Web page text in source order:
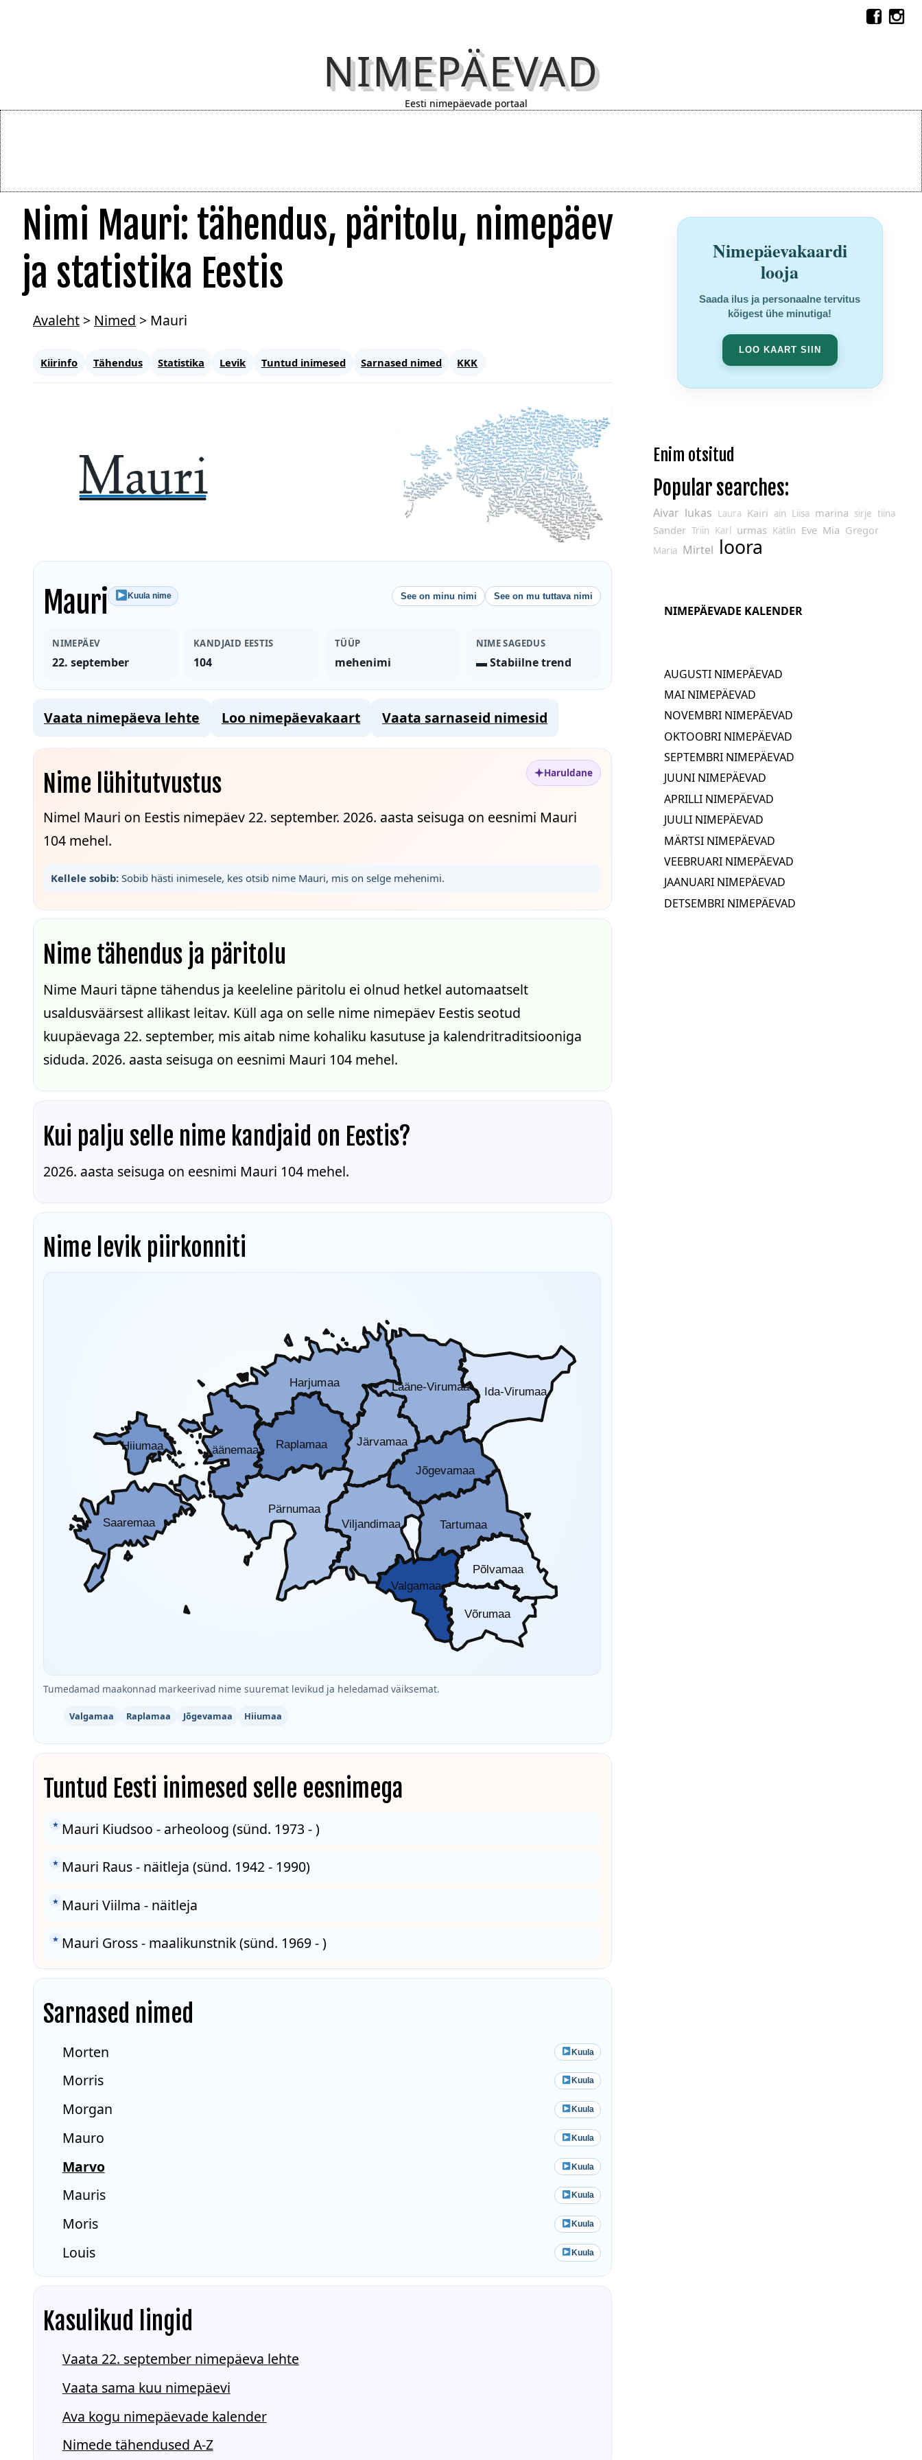
NIMEPÄEVAD
Eesti nimepäevade portaal
Nimi Mauri: tähendus, päritolu, nimepäev
ja statistika Eestis
Avaleht > Nimed > Mauri
Kiirinfo Tähendus Statistika Levik Tuntud inimesed Sarnased nimed KKK
Mauri Kuula nime See on minu nimi See on mu tuttava nimi
NIMEPÄEV
22. september
KANDJAID EESTIS
104
TÜÜP
mehenimi
NIME SAGEDUS
▬ Stabiilne trend
Vaata nimepäeva lehte Loo nimepäevakaart Vaata sarnaseid nimesid
Nime lühitutvustus Haruldane
Nimel Mauri on Eestis nimepäev 22. september. 2026. aasta seisuga on eesnimi Mauri
104 mehel.
Kellele sobib:Sobib hästi inimesele, kes otsib nime Mauri, mis on selge mehenimi.
Nime tähendus ja päritolu
Nime Mauri täpne tähendus ja keeleline päritolu ei olnud hetkel automaatselt
usaldusväärsest allikast leitav. Küll aga on selle nime nimepäev Eestis seotud
kuupäevaga 22. september, mis aitab nime kohaliku kasutuse ja kalendritraditsiooniga
siduda. 2026. aasta seisuga on eesnimi Mauri 104 mehel.
Kui palju selle nime kandjaid on Eestis?
2026. aasta seisuga on eesnimi Mauri 104 mehel.
Nime levik piirkonniti
Hiiumaa
Saaremaa
Pärnumaa
Läänemaa Raplamaa
Harjumaa Lääne-Virumaa Ida-Virumaa
Järvamaa
Jõgevamaa
Viljandimaa Tartumaa
Põlvamaa
Võrumaa
Valgamaa
Tumedamad maakonnad markeerivad nime suuremat levikud ja heledamad väiksemat.
Valgamaa Raplamaa Jõgevamaa Hiiumaa
Tuntud Eesti inimesed selle eesnimega
★ Mauri Kiudsoo - arheoloog (sünd. 1973 - )
★ Mauri Raus - näitleja (sünd. 1942 - 1990)
★ Mauri Viilma - näitleja
★ Mauri Gross - maalikunstnik (sünd. 1969 - )
Sarnased nimed
Morten Kuula
Morris Kuula
Morgan Kuula
Mauro Kuula
Marvo Kuula
Mauris Kuula
Moris Kuula
Louis Kuula
Kasulikud lingid
Vaata 22. september nimepäeva lehte
Vaata sama kuu nimepäevi
Ava kogu nimepäevade kalender
Nimede tähendused A-Z
Nimepäevakaardi
looja
Saada ilus ja personaalne tervitus
kõigest ühe minutiga!
LOO KAART SIIN
Enim otsitud
Popular searches:
Aivar lukas Laura Kairi ain Liisa marina sirje tiina
Sander Triin Karl urmas Kätlin Eve Mia Gregor
Maria Mirtel loora
NIMEPÄEVADE KALENDER
AUGUSTI NIMEPÄEVAD
MAI NIMEPÄEVAD
NOVEMBRI NIMEPÄEVAD
OKTOOBRI NIMEPÄEVAD
SEPTEMBRI NIMEPÄEVAD
JUUNI NIMEPÄEVAD
APRILLI NIMEPÄEVAD
JUULI NIMEPÄEVAD
MÄRTSI NIMEPÄEVAD
VEEBRUARI NIMEPÄEVAD
JAANUARI NIMEPÄEVAD
DETSEMBRI NIMEPÄEVAD